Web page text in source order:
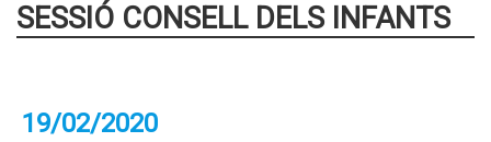
SESSIÓ CONSELL DELS INFANTS
19/02/2020